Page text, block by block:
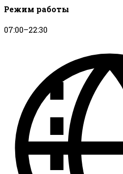
Режим работы
07:00–22:30